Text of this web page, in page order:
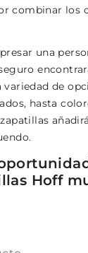
combinar los
una
de
hasta
Hoff